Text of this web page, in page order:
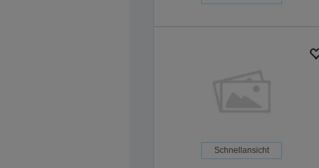
Schnellansicht